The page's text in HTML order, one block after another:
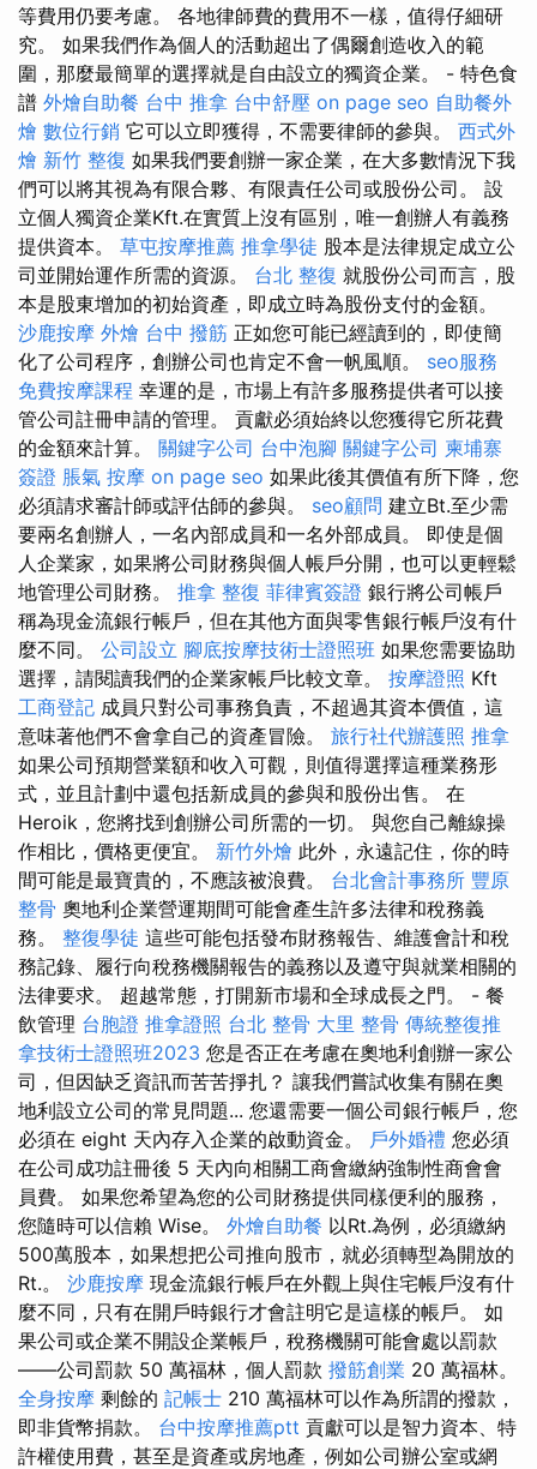
等費用仍要考慮。 各地律師費的費用不一樣，值得仔細研
究。 如果我們作為個人的活動超出了偶爾創造收入的範
圍，那麼最簡單的選擇就是自由設立的獨資企業。 - 特色食
譜 外燴自助餐 台中 推拿 台中舒壓 on page seo 自助餐外
燴 數位行銷 它可以立即獲得，不需要律師的參與。 西式外
燴 新竹 整復 如果我們要創辦一家企業，在大多數情況下我
們可以將其視為有限合夥、有限責任公司或股份公司。 設
立個人獨資企業Kft.在實質上沒有區別，唯一創辦人有義務
提供資本。 草屯按摩推薦 推拿學徒 股本是法律規定成立公
司並開始運作所需的資源。 台北 整復 就股份公司而言，股
本是股東增加的初始資產，即成立時為股份支付的金額。
沙鹿按摩 外燴 台中 撥筋 正如您可能已經讀到的，即使簡
化了公司程序，創辦公司也肯定不會一帆風順。 seo服務
免費按摩課程 幸運的是，市場上有許多服務提供者可以接
管公司註冊申請的管理。 貢獻必須始終以您獲得它所花費
的金額來計算。 關鍵字公司 台中泡腳 關鍵字公司 柬埔寨
簽證 脹氣 按摩 on page seo 如果此後其價值有所下降，您
必須請求審計師或評估師的參與。 seo顧問 建立Bt.至少需
要兩名創辦人，一名內部成員和一名外部成員。 即使是個
人企業家，如果將公司財務與個人帳戶分開，也可以更輕鬆
地管理公司財務。 推拿 整復 菲律賓簽證 銀行將公司帳戶
稱為現金流銀行帳戶，但在其他方面與零售銀行帳戶沒有什
麼不同。 公司設立 腳底按摩技術士證照班 如果您需要協助
選擇，請閱讀我們的企業家帳戶比較文章。 按摩證照 Kft
工商登記 成員只對公司事務負責，不超過其資本價值，這
意味著他們不會拿自己的資產冒險。 旅行社代辦護照 推拿
如果公司預期營業額和收入可觀，則值得選擇這種業務形
式，並且計劃中還包括新成員的參與和股份出售。 在
Heroik，您將找到創辦公司所需的一切。 與您自己離線操
作相比，價格更便宜。 新竹外燴 此外，永遠記住，你的時
間可能是最寶貴的，不應該被浪費。 台北會計事務所 豐原
整骨 奧地利企業營運期間可能會產生許多法律和稅務義
務。 整復學徒 這些可能包括發布財務報告、維護會計和稅
務記錄、履行向稅務機關報告的義務以及遵守與就業相關的
法律要求。 超越常態，打開新市場和全球成長之門。 - 餐
飲管理 台胞證 推拿證照 台北 整骨 大里 整骨 傳統整復推
拿技術士證照班2023 您是否正在考慮在奧地利創辦一家公
司，但因缺乏資訊而苦苦掙扎？ 讓我們嘗試收集有關在奧
地利設立公司的常見問題... 您還需要一個公司銀行帳戶，您
必須在 eight 天內存入企業的啟動資金。 戶外婚禮 您必須
在公司成功註冊後 5 天內向相關工商會繳納強制性商會會
員費。 如果您希望為您的公司財務提供同樣便利的服務，
您隨時可以信賴 Wise。 外燴自助餐 以Rt.為例，必須繳納
500萬股本，如果想把公司推向股市，就必須轉型為開放的
Rt.。 沙鹿按摩 現金流銀行帳戶在外觀上與住宅帳戶沒有什
麼不同，只有在開戶時銀行才會註明它是這樣的帳戶。 如
果公司或企業不開設企業帳戶，稅務機關可能會處以罰款
——公司罰款 50 萬福林，個人罰款 撥筋創業 20 萬福林。
全身按摩 剩餘的 記帳士 210 萬福林可以作為所謂的撥款，
即非貨幣捐款。 台中按摩推薦ptt 貢獻可以是智力資本、特
許權使用費，甚至是資產或房地產，例如公司辦公室或網